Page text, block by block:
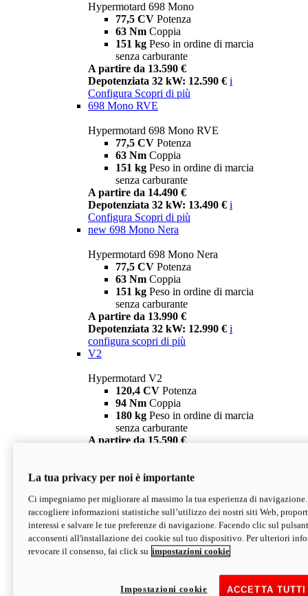
Hypermotard 698 Mono
77,5 CV Potenza
63 Nm Coppia
151 kg Peso in ordine di marcia
senza carburante
A partire da 13.590 €
Depotenziata 32 kW: 12.590 € i
Configura Scopri di più
698 Mono RVE
Hypermotard 698 Mono RVE
77,5 CV Potenza
63 Nm Coppia
151 kg Peso in ordine di marcia
senza carburante
A partire da 14.490 €
Depotenziata 32 kW: 13.490 € i
Configura Scopri di più
new 698 Mono Nera
Hypermotard 698 Mono Nera
77,5 CV Potenza
63 Nm Coppia
151 kg Peso in ordine di marcia
senza carburante
A partire da 13.990 €
Depotenziata 32 kW: 12.990 € i
configura scopri di più
V2
Hypermotard V2
120,4 CV Potenza
94 Nm Coppia
180 kg Peso in ordine di marcia
senza carburante
A partire da 15.590 €
V2 SP
Hypermotard V2 SP
120,4 CVPotenza
94 NmCoppia
177 kgPeso in ordine di marcia
senza carburante
Depotenziata 35 kW: 18.890 € i
configura scopri di più
La tua privacy per noi è importante
Ci impegniamo per migliorare al massimo la tua esperienza di
raccogliere informazioni statistiche sull’utilizzo dei nostri siti Web,
interessi e salvare le tue preferenze di navigazione. Facendo clic sul
acconsenti all'installazione dei cookie sul tuo dispositivo. Per ulteriori
revocare il consenso, fai click su impostazioni cookie
ACCETTA
Impostazioni cookie